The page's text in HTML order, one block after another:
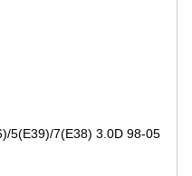
5(E39)/7(E38) 3.0D 98-05